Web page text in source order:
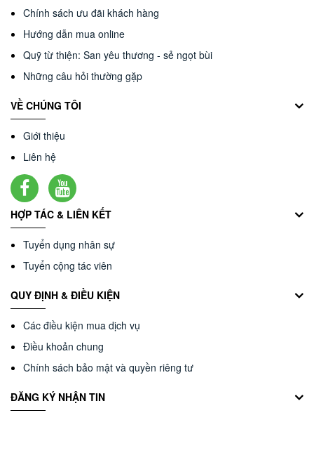
Chính sách ưu đãi khách hàng
Hướng dẫn mua online
Quỹ từ thiện: San yêu thương - sẻ ngọt bùi
Những câu hỏi thường gặp
VỀ CHÚNG TÔI
Giới thiệu
Liên hệ
HỢP TÁC & LIÊN KẾT
Tuyển dụng nhân sự
Tuyển cộng tác viên
QUY ĐỊNH & ĐIỀU KIỆN
Các điều kiện mua dịch vụ
Điều khoản chung
Chính sách bảo mật và quyền riêng tư
ĐĂNG KÝ NHẬN TIN